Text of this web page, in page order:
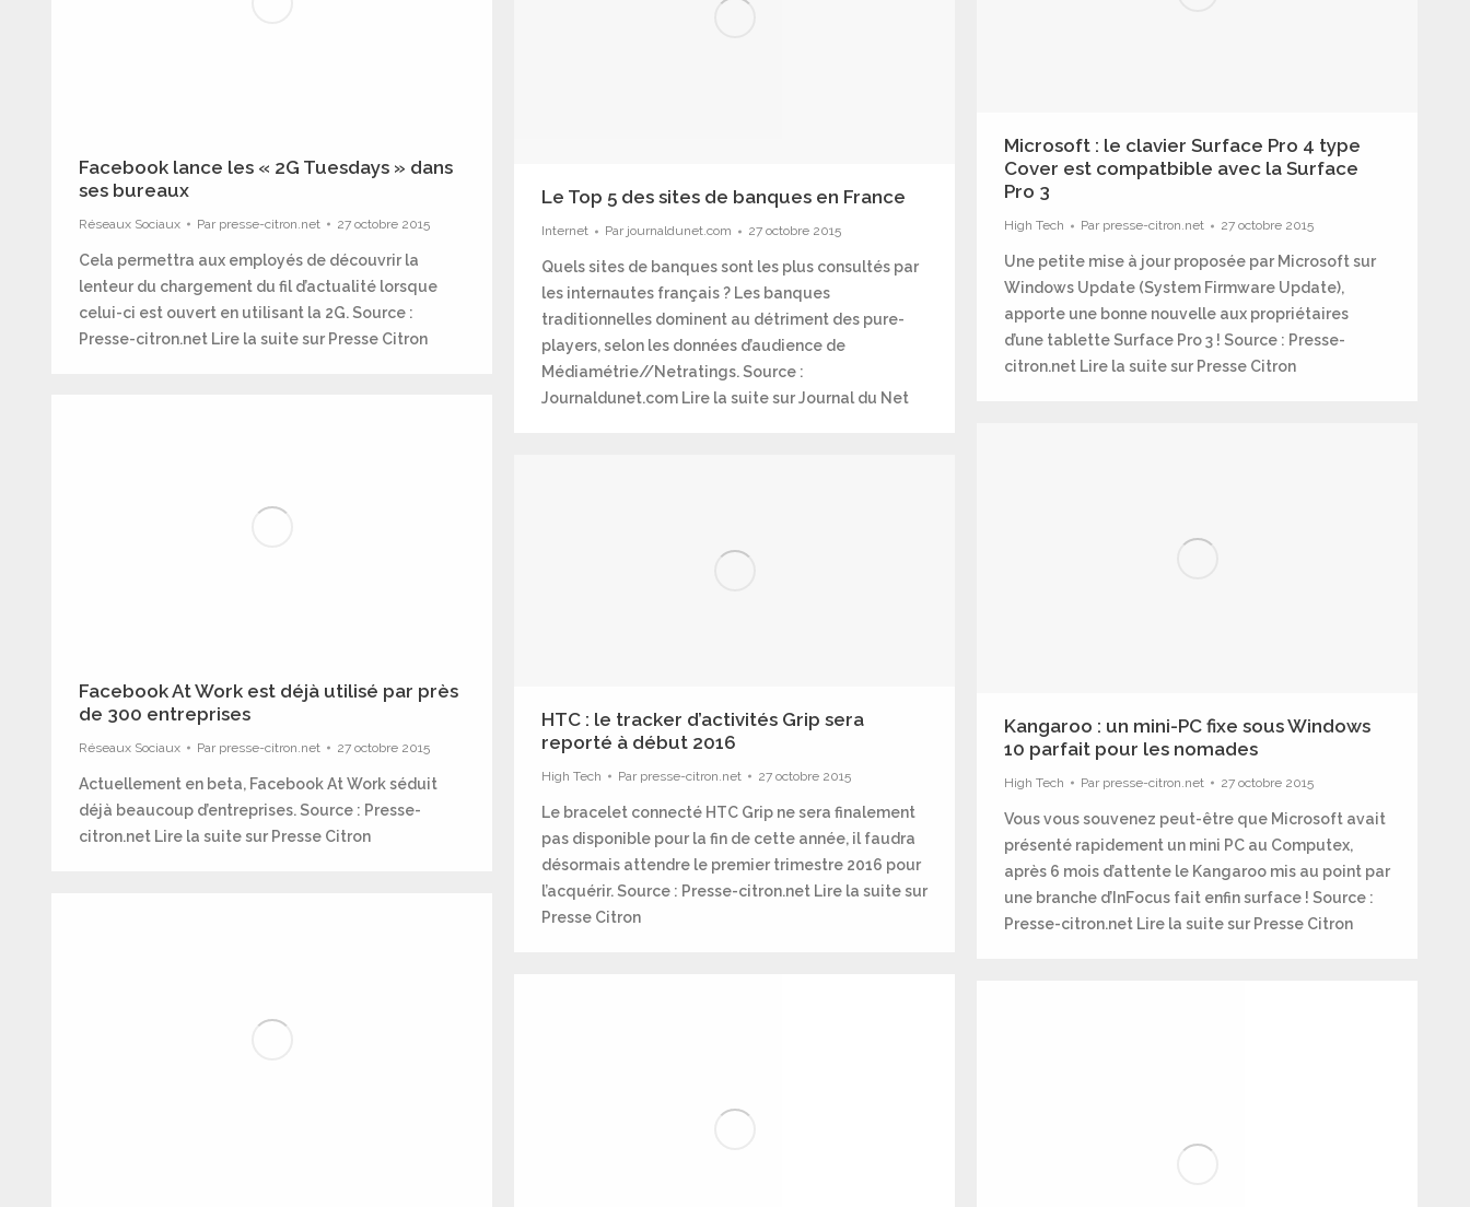
Facebook lance les « 2G Tuesdays » dans
ses bureaux
Réseaux Sociaux Par presse-citron.net 27 octobre 2015
Cela permettra aux employés de découvrir la
lenteur du chargement du fil d’actualité lorsque
celui-ci est ouvert en utilisant la 2G. Source :
Presse-citron.net Lire la suite sur Presse Citron
Le Top 5 des sites de banques en France
Internet Par journaldunet.com 27 octobre 2015
Quels sites de banques sont les plus consultés par
les internautes français ? Les banques
traditionnelles dominent au détriment des pure-
players, selon les données d’audience de
Médiamétrie//Netratings. Source :
Journaldunet.com Lire la suite sur Journal du Net
Microsoft : le clavier Surface Pro 4 type
Cover est compatbible avec la Surface
Pro 3
High Tech Par presse-citron.net 27 octobre 2015
Une petite mise à jour proposée par Microsoft sur
Windows Update (System Firmware Update),
apporte une bonne nouvelle aux propriétaires
d’une tablette Surface Pro 3 ! Source : Presse-
citron.net Lire la suite sur Presse Citron
Facebook At Work est déjà utilisé par près
de 300 entreprises
Réseaux Sociaux Par presse-citron.net 27 octobre 2015
Actuellement en beta, Facebook At Work séduit
déjà beaucoup d’entreprises. Source : Presse-
citron.net Lire la suite sur Presse Citron
Kangaroo : un mini-PC fixe sous Windows
10 parfait pour les nomades
High Tech Par presse-citron.net 27 octobre 2015
Vous vous souvenez peut-être que Microsoft avait
présenté rapidement un mini PC au Computex,
après 6 mois d’attente le Kangaroo mis au point par
une branche d’InFocus fait enfin surface ! Source :
Presse-citron.net Lire la suite sur Presse Citron
HTC : le tracker d’activités Grip sera
reporté à début 2016
High Tech Par presse-citron.net 27 octobre 2015
Le bracelet connecté HTC Grip ne sera finalement
pas disponible pour la fin de cette année, il faudra
désormais attendre le premier trimestre 2016 pour
l’acquérir. Source : Presse-citron.net Lire la suite sur
Presse Citron